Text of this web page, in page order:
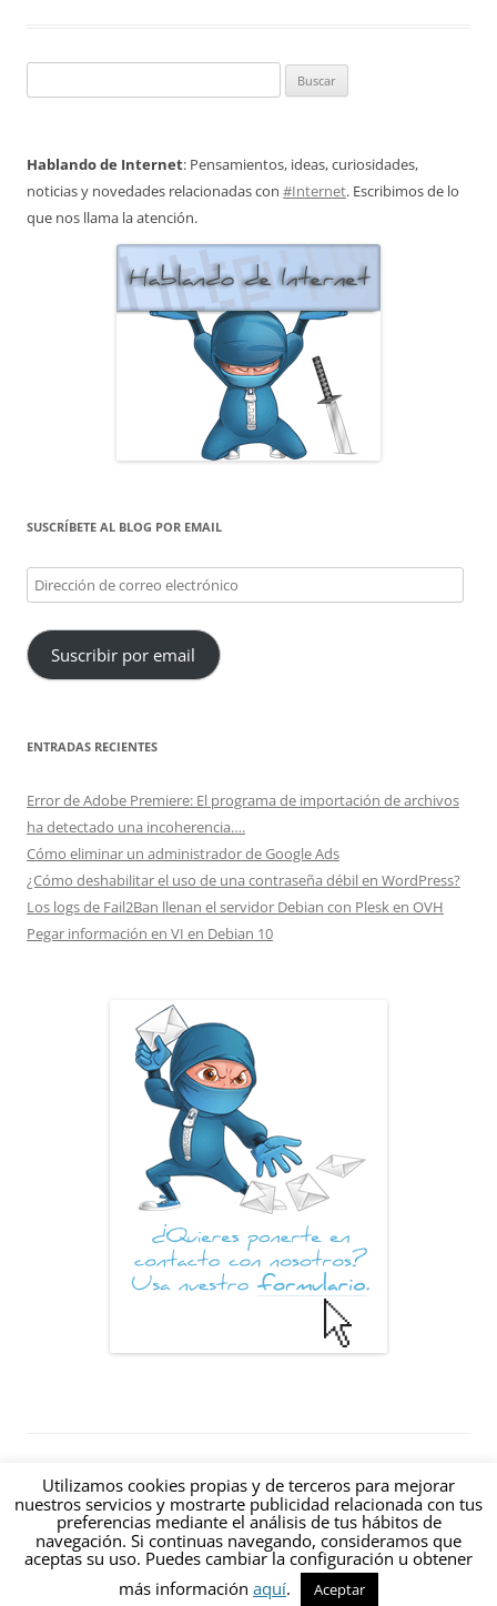
Hablando de Internet: Pensamientos, ideas, curiosidades,
noticias y novedades relacionadas con #Internet. Escribimos de lo
que nos llama la atención.
SUSCRÍBETE AL BLOG POR EMAIL
Dirección
de
correo
electrónico
Suscribir por email
ENTRADAS RECIENTES
Error de Adobe Premiere: El programa de importación de archivos
ha detectado una incoherencia….
Cómo eliminar un administrador de Google Ads
¿Cómo deshabilitar el uso de una contraseña débil en WordPress?
Los logs de Fail2Ban llenan el servidor Debian con Plesk en OVH
Pegar información en VI en Debian 10
Valencia (España) |
|RSS|
estamos@hablandodeinternet.com
Contacto·Aviso Legal·Política de Privacidad·Política de Cookies
Utilizamos cookies propias y de terceros para mejorar
nuestros servicios y mostrarte publicidad relacionada con tus
preferencias mediante el análisis de tus hábitos de
navegación. Si continuas navegando, consideramos que
aceptas su uso. Puedes cambiar la configuración u obtener
más información aquí. Aceptar